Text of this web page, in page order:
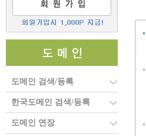
도메인 검색/등록
한국도메인 검색/등록
도메인 연장